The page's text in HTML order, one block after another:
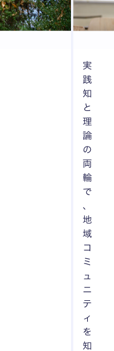
実
践
知
と
理
論
の
両
輪
で
、
地
域
コ
ミ
ュ
ニ
テ
ィ
を
知